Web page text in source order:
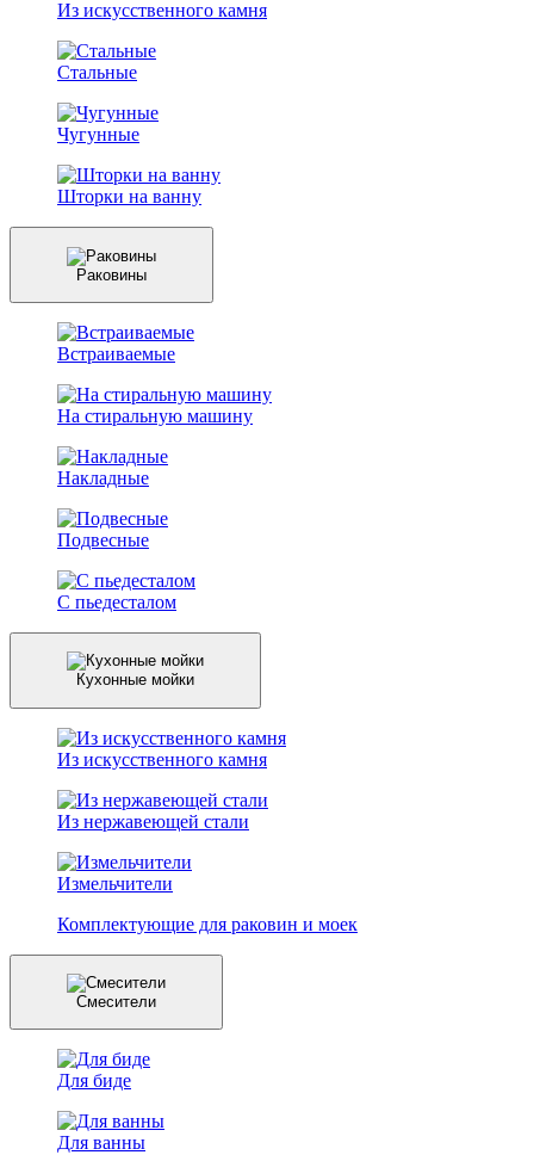
Из искусственного камня
Стальные
Чугунные
Шторки на ванну
Раковины
Встраиваемые
На стиральную машину
Накладные
Подвесные
С пьедесталом
Кухонные мойки
Из искусственного камня
Из нержавеющей стали
Измельчители
Комплектующие для раковин и моек
Смесители
Для биде
Для ванны